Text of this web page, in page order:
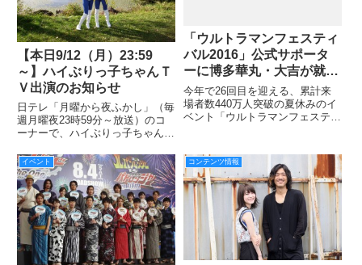
【本日9/12（月）23:59
～】ハイぶりっ子ちゃんＴ
Ｖ出演のお知らせ
日テレ「月曜から夜ふかし」（毎
週月曜夜23時59分～放送）のコ
ーナーで、ハイぶりっ子ちゃんが
「ウルトラマンフェスティ
バル2016」公式サポータ
ーに博多華丸・大吉が就
任！大吉さんと華丸さんで
オファーが別々!?
今年で26回目を迎える、累計来
場者数440万人突破の夏休みのイ
ベント「ウルトラマンフェスティ
ティ アルパ地下1階 噴水広場に
て記者発表が行われたました。
（メイン写真は左から、ゼ
イベント コンテンツ情報